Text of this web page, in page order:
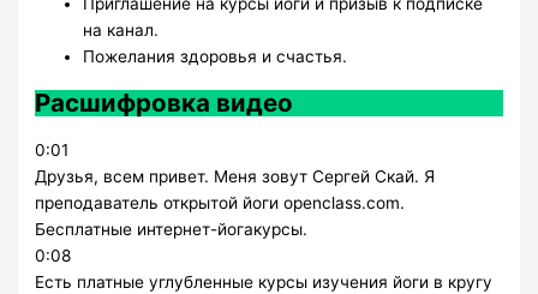
Приглашение на курсы йоги и призыв к подписке
на канал.
Пожелания здоровья и счастья.
Расшифровка видео
0:01
Друзья, всем привет. Меня зовут Сергей Скай. Я
преподаватель открытой йоги openclass.com.
Бесплатные интернет-йогакурсы.
0:08
Есть платные углубленные курсы изучения йоги в кругу